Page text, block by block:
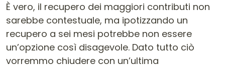
È vero, il recupero dei maggiori contributi non
sarebbe contestuale, ma ipotizzando un
recupero a sei mesi potrebbe non essere
un’opzione così disagevole. Dato tutto ciò
vorremmo chiudere con un’ultima